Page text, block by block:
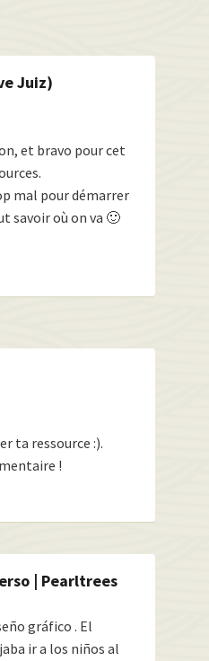
Juiz)
et bravo pour cet
mal pour démarrer
savoir où on va 🙂
ta ressource :).
!
| Pearltrees
gráfico . El
ir a los niños al